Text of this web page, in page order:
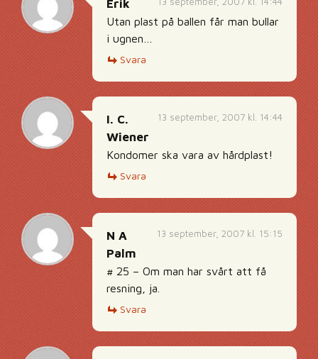
Erik
Utan plast på ballen får man bullar
i ugnen…
Svara
13 september, 2007 kl. 14:44
I. C.
Wiener
Kondomer ska vara av hårdplast!
Svara
13 september, 2007 kl. 15:15
N A
Palm
# 25 – Om man har svårt att få
resning, ja.
Svara